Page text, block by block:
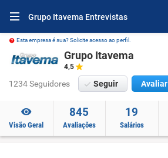
Grupo Itavema Entrevistas
Esta empresa é sua? Solicite acesso ao perfil.
Grupo Itavema
4,5
1234 Seguidores Seguir Avaliar
Visão Geral
845
Avaliações
19
Salários